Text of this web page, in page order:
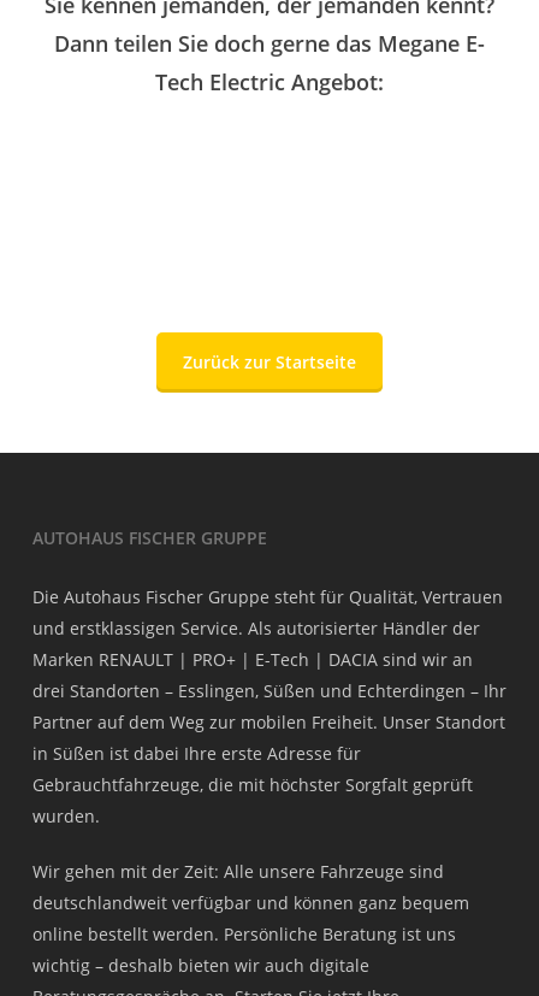
Dann teilen Sie doch gerne das Megane E-
Tech Electric Angebot:
Zurück zur Startseite
AUTOHAUS FISCHER GRUPPE
Die Autohaus Fischer Gruppe steht für Qualität, Vertrauen
und erstklassigen Service. Als autorisierter Händler der
Marken RENAULT | PRO+ | E-Tech | DACIA sind wir an
drei Standorten – Esslingen, Süßen und Echterdingen – Ihr
Partner auf dem Weg zur mobilen Freiheit. Unser Standort
in Süßen ist dabei Ihre erste Adresse für
Gebrauchtfahrzeuge, die mit höchster Sorgfalt geprüft
wurden.
Wir gehen mit der Zeit: Alle unsere Fahrzeuge sind
deutschlandweit verfügbar und können ganz bequem
online bestellt werden. Persönliche Beratung ist uns
wichtig – deshalb bieten wir auch digitale